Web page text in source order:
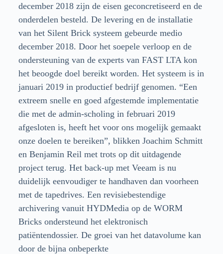
december 2018 zijn de eisen geconcretiseerd en de
onderdelen besteld. De levering en de installatie
van het Silent Brick systeem gebeurde medio
december 2018. Door het soepele verloop en de
ondersteuning van de experts van FAST LTA kon
het beoogde doel bereikt worden. Het systeem is in
januari 2019 in productief bedrijf genomen. “Een
extreem snelle en goed afgestemde implementatie
die met de admin-scholing in februari 2019
afgesloten is, heeft het voor ons mogelijk gemaakt
onze doelen te bereiken”, blikken Joachim Schmitt
en Benjamin Reil met trots op dit uitdagende
project terug. Het back-up met Veeam is nu
duidelijk eenvoudiger te handhaven dan voorheen
met de tapedrives. Een revisiebestendige
archivering vanuit HYDMedia op de WORM
Bricks ondersteund het elektronisch
patiëntendossier. De groei van het datavolume kan
door de bijna onbeperkte